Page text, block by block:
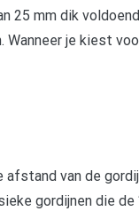
25 mm dik
je kiest
van de
gordijnen die de